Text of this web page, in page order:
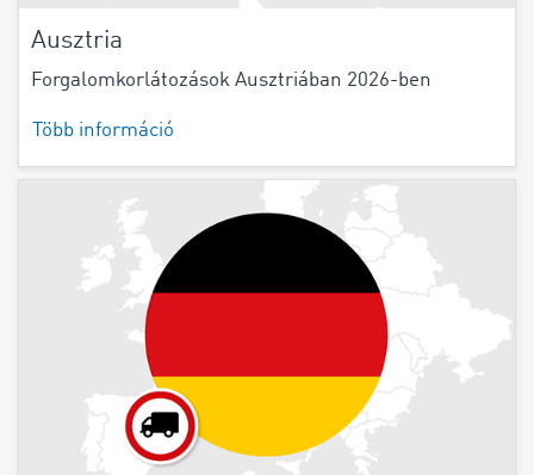
Ausztria
Forgalomkorlátozások Ausztriában 2026-ben
Több információ